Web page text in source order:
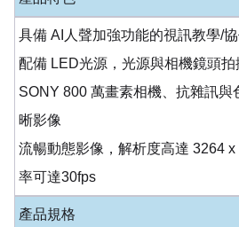
具備 AI人聲加強功能的視訊教學/
配備 LED光源，光源與相機鏡頭
SONY 800 萬畫素相機、抗雜訊與
晰影像
流暢動態影像，解析度高達 3264
率可達30fps
產品規格